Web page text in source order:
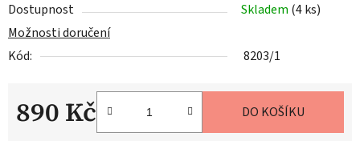
Dostupnost Skladem (4 ks)
Možnosti doručení
Kód:
8203/1
890 Kč DO KOŠÍKU